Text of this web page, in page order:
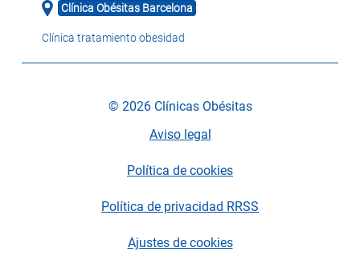
Clínica Obésitas Barcelona
Clínica tratamiento obesidad
© 2026 Clínicas Obésitas
Aviso legal
Política de cookies
Política de privacidad RRSS
Ajustes de cookies